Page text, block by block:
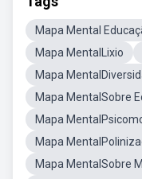
Mapa Mental
Mapa MentalLixio
Mapa
Mapa MentalSobre
Mapa
Mapa
Mapa MentalSobre